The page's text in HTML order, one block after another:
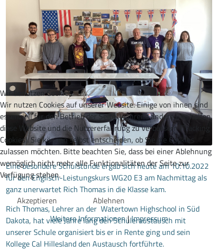
Eine besondere Schulstunde ergab sich heute am 10.10.2022
für den Englisch-Leistungskurs WG20 E3 am Nachmittag als
ganz unerwartet Rich Thomas in die Klasse kam.
Rich Thomas, Lehrer an der Watertown Highschool in Süd
Dakota, hat viele Jahre lang den Schüleraustausch mit
unserer Schule organisiert bis er in Rente ging und sein
Kollege Cal Hillesland den Austausch fortführte.
Wir benutzen Cookies
Wir nutzen Cookies auf unserer Website. Einige von ihnen sind
essenziell für den Betrieb der Seite, während andere uns helfen,
diese Website und die Nutzererfahrung zu verbessern (Tracking
Cookies). Sie können selbst entscheiden, ob Sie die Cookies
zulassen möchten. Bitte beachten Sie, dass bei einer Ablehnung
womöglich nicht mehr alle Funktionalitäten der Seite zur
Verfügung stehen.
Akzeptieren
Ablehnen
Weitere Informationen|Impressum